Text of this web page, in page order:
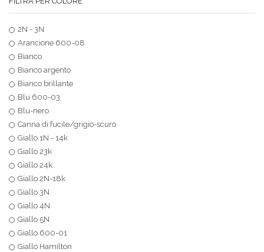
2N - 3N
Arancione 600-08
Bianco
Bianco argento
Bianco brillante
Blu 600-03
Blu-nero
Canna di fucile/grigio-scuro
Giallo 1N - 14k
Giallo 23k
Giallo 24k
Giallo 2N-18k
Giallo 3N
Giallo 4N
Giallo 5N
Giallo 600-01
Giallo Hamilton